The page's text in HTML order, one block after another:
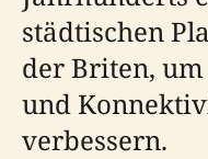
städtischen
der Briten,
und
verbessern.